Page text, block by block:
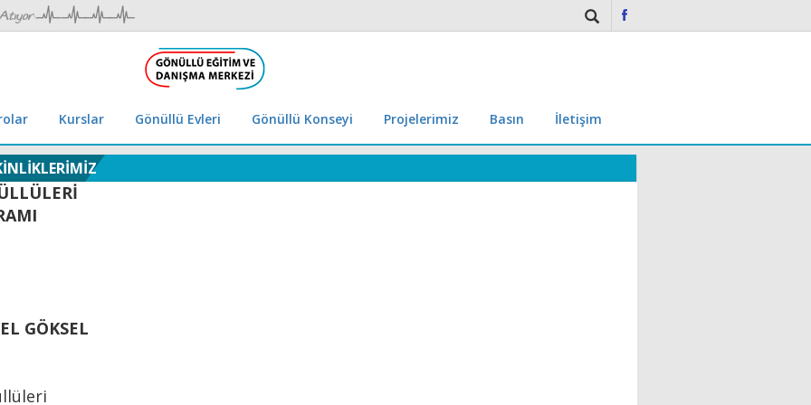
Kurslar Gönüllü Evleri Gönüllü Konseyi Projelerimiz Basın İletişim
GÖKSEL